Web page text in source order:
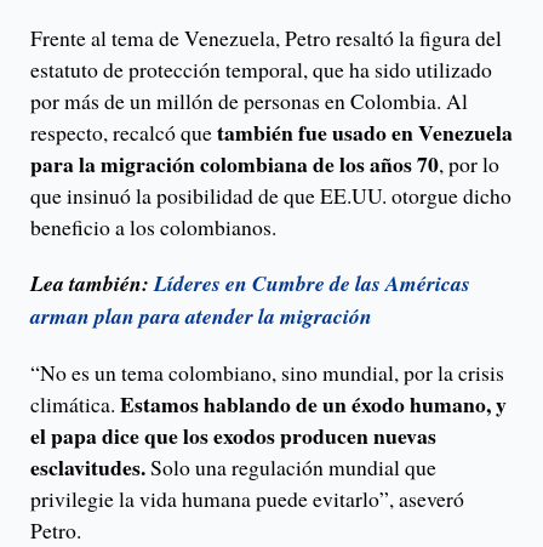
Frente al tema de Venezuela, Petro resaltó la figura del
estatuto de protección temporal, que ha sido utilizado
por más de un millón de personas en Colombia. Al
respecto, recalcó quetambién fue usado en Venezuela
para la migración colombiana de los años 70, por lo
que insinuó la posibilidad de que EE.UU. otorgue dicho
beneficio a los colombianos.
Lea también:Líderes en Cumbre de las Américas
arman plan para atender la migración
“No es un tema colombiano, sino mundial, por la crisis
climática. Estamos hablando de un éxodo humano, y
el papa dice que los exodos producen nuevas
esclavitudes.Solo una regulación mundial que
privilegie la vida humana puede evitarlo”, aseveró
Petro.